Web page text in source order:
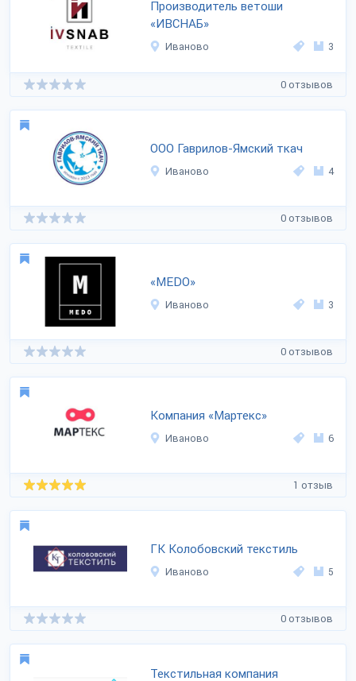
Производитель ветоши
«ИВСНАБ»
Иваново 3
0 отзывов
ООО Гаврилов-Ямский ткач
Иваново 4
0 отзывов
«MEDO»
Иваново 3
0 отзывов
Компания «Мартекс»
Иваново 6
1 отзыв
ГК Колобовский текстиль
Иваново 5
0 отзывов
Текстильная компания